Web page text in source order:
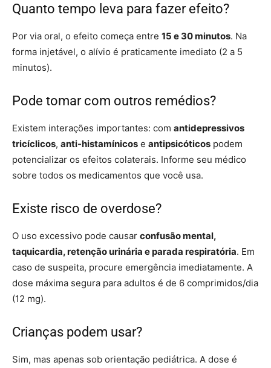
Quanto tempo leva para fazer efeito?
Por via oral, o efeito começa entre 15 e 30 minutos. Na
forma injetável, o alívio é praticamente imediato (2 a 5
minutos).
Pode tomar com outros remédios?
Existem interações importantes: com antidepressivos
tricíclicos, anti-histamínicos e antipsicóticos podem
potencializar os efeitos colaterais. Informe seu médico
sobre todos os medicamentos que você usa.
Existe risco de overdose?
O uso excessivo pode causar confusão mental,
taquicardia, retenção urinária e parada respiratória. Em
caso de suspeita, procure emergência imediatamente. A
dose máxima segura para adultos é de 6 comprimidos/dia
(12 mg).
Crianças podem usar?
Sim, mas apenas sob orientação pediátrica. A dose é